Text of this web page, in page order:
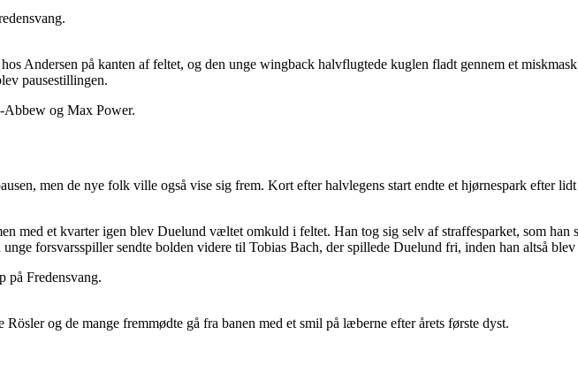
Andersen på kanten af feltet, og den unge wingback halvflugtede kuglen fladt gennem et
pausestillingen.
men de nye folk ville også vise sig frem. Kort efter halvlegens start endte et hjørnespark efter
med et kvarter igen blev Duelund væltet omkuld i feltet. Han tog sig selv af straffesparket, som
forsvarsspiller sendte bolden videre til Tobias Bach, der spillede Duelund fri, inden han altså
og de mange fremmødte gå fra banen med et smil på læberne efter årets første dyst.